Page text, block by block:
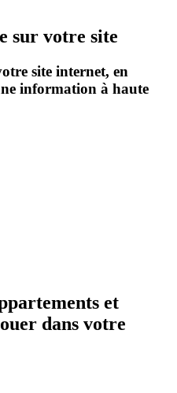
sur votre site
site internet, en
information à haute
et
dans votre